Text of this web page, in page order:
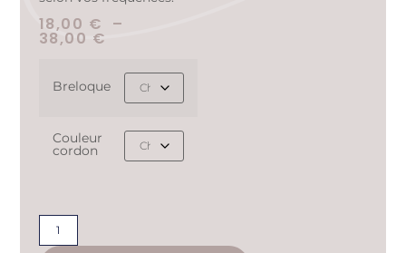
18,00 € –
38,00 €
Breloque
Couleur
cordon